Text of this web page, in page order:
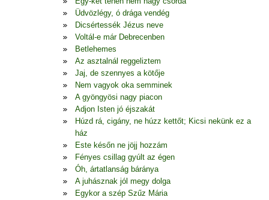
Üdvözlégy, ó drága vendég
Dicsértessék Jézus neve
Voltál-e már Debrecenben
Betlehemes
Az asztalnál reggeliztem
Jaj, de szennyes a kötője
Nem vagyok oka semminek
A gyöngyösi nagy piacon
Adjon Isten jó éjszakát
Húzd rá, cigány, ne húzz kettőt; Kicsi nekünk ez a
ház
Este későn ne jöjj hozzám
Fényes csillag gyúlt az égen
Óh, ártatlanság báránya
A juhásznak jól megy dolga
Egykor a szép Szűz Mária